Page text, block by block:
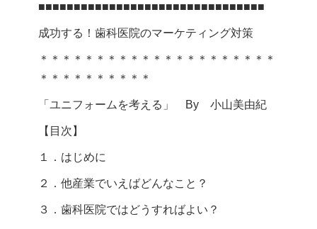
■■■■■■■■■■■■■■■■■■■■■■■■■■■■■■■■
成功する！歯科医院のマーケティング対策
＊＊＊＊＊＊＊＊＊＊＊＊＊＊＊＊＊＊＊＊＊
＊＊＊＊＊＊＊＊＊＊
「ユニフォームを考える」 By 小山美由紀
【目次】
１．はじめに
２．他産業でいえばどんなこと？
３．歯科医院ではどうすればよい？